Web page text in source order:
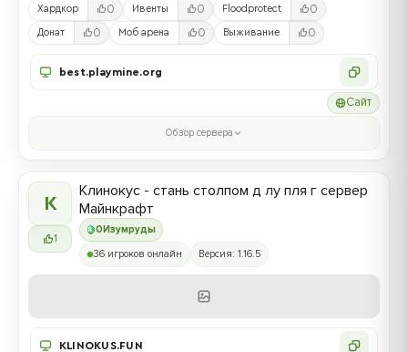
Хардкор 0 Ивенты 0 Floodprotect 0
Донат 0 Моб арена 0 Выживание 0
best.playmine.org
Сайт
Обзор сервера
К
1
0 Изумруды
Клинокус - стань столпом д лу пля г сервер
Майнкрафт
36 игроков онлайн Версия: 1.16.5
KLINOKUS.FUN